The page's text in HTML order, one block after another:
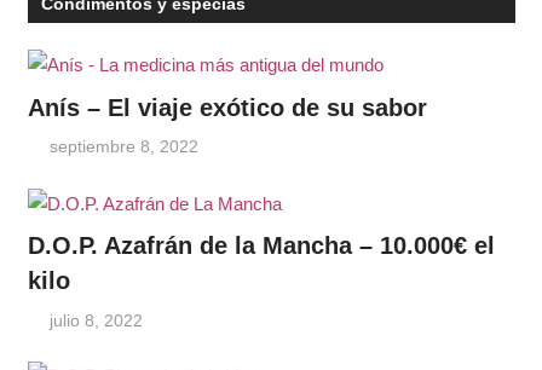
Anís – El viaje exótico de su sabor
septiembre 8, 2022
D.O.P. Azafrán de la Mancha – 10.000€ el
kilo
julio 8, 2022